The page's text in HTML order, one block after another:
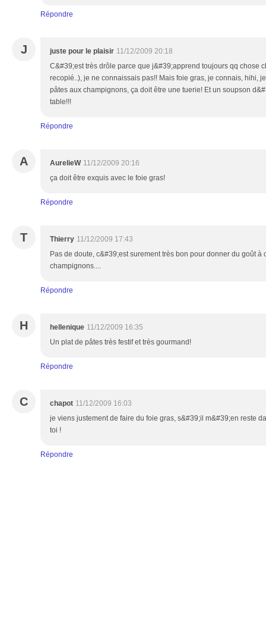
Répondre
J juste pour le plaisir 11/12/2009 20:18
C&#39;est très drôle parce que j&#39;apprend toujours qq chose
recopié..), je ne connaissais pas!! Mais foie gras, je connais, hihi,
pâtes aux champignons, ça doit être une tuerie! Et un soupson
table!!!
Répondre
A AurelieW 11/12/2009 20:16
ça doit être exquis avec le foie gras!
Répondre
T Thierry 11/12/2009 17:43
Pas de doute, c&#39;est surement très bon pour donner du goût à
champignons....
Répondre
H hellenique 11/12/2009 16:35
Un plat de pâtes très festif et très gourmand!
Répondre
C chapot 11/12/2009 16:03
je viens justement de faire du foie gras, s&#39;il m&#39;en reste
toi !
Répondre